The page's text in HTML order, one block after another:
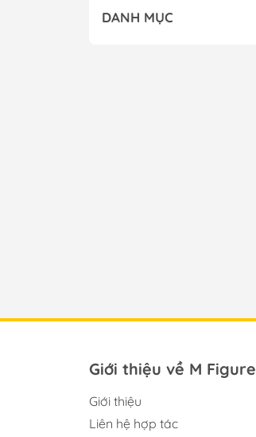
DANH MỤC
Giới thiệu về M Figure
Giới thiệu
Liên hệ hợp tác